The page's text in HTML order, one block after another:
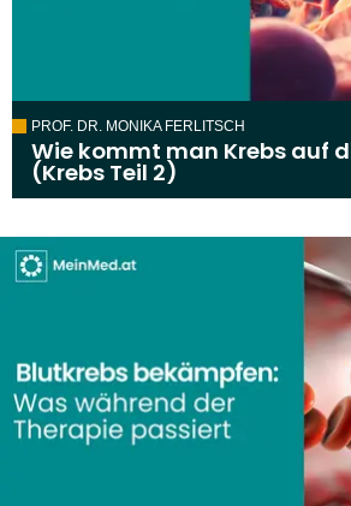
PROF. DR. MONIKA FERLITSCH
Wie kommt man Krebs auf
(Krebs Teil 2)